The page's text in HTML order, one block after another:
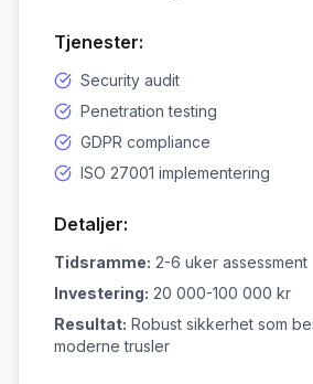
Tjenester:
Security audit
Penetration testing
GDPR compliance
ISO 27001 implementering
Detaljer:
Tidsramme: 2-6 uker assessment
Investering: 20 000-100 000 kr
Resultat: Robust sikkerhet som
moderne trusler